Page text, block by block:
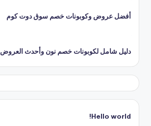
أفضل عروض وكوبونات خصم سوق دوت كوم
دليل شامل لكوبونات خصم نون وأحدث العروض
Hello world!